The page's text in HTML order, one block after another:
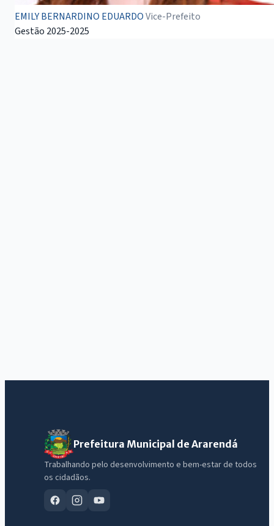
EMILY BERNARDINO EDUARDOVice-Prefeito
Gestão 2025-2025
Prefeitura Municipal de Ararendá
Trabalhando pelo desenvolvimento e bem-estar de todos
os cidadãos.